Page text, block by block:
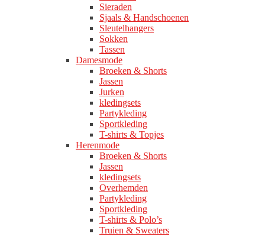
Sieraden
Sjaals & Handschoenen
Sleutelhangers
Sokken
Tassen
Damesmode
Broeken & Shorts
Jassen
Jurken
kledingsets
Partykleding
Sportkleding
T-shirts & Topjes
Herenmode
Broeken & Shorts
Jassen
kledingsets
Overhemden
Partykleding
Sportkleding
T-shirts & Polo’s
Truien & Sweaters